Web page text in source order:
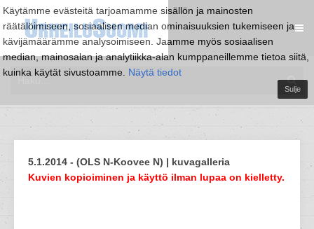
Käytämme evästeitä tarjoamamme sisällön ja mainosten
räätälöimiseen, sosiaalisen median ominaisuuksien tukemiseen ja
kävijämäärämme analysoimiseen. Jaamme myös sosiaalisen
median, mainosalan ja analytiikka-alan kumppaneillemme tietoa siitä,
kuinka käytät sivustoamme. Näytä tiedot
Sulje
5.1.2014 - (OLS N-Koovee N) | kuvagalleria
Kuvien kopioiminen ja käyttö ilman lupaa on kielletty.